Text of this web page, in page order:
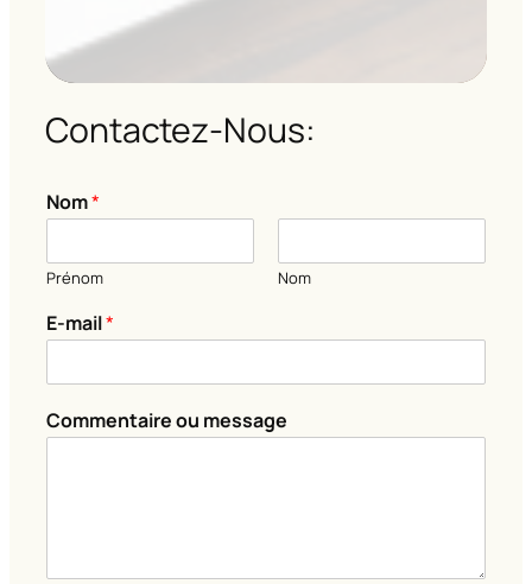
Contactez-Nous:
Nom*
Prénom Nom
C
o
m
n
E
E-mail*
Commentaire ou message